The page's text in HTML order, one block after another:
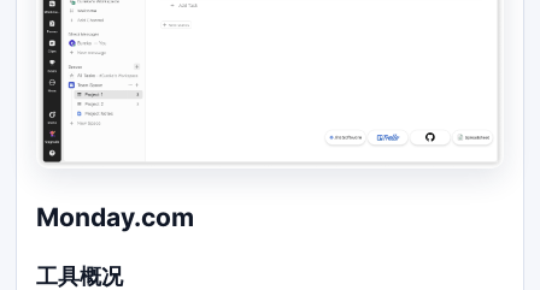
Monday.com
工具概况